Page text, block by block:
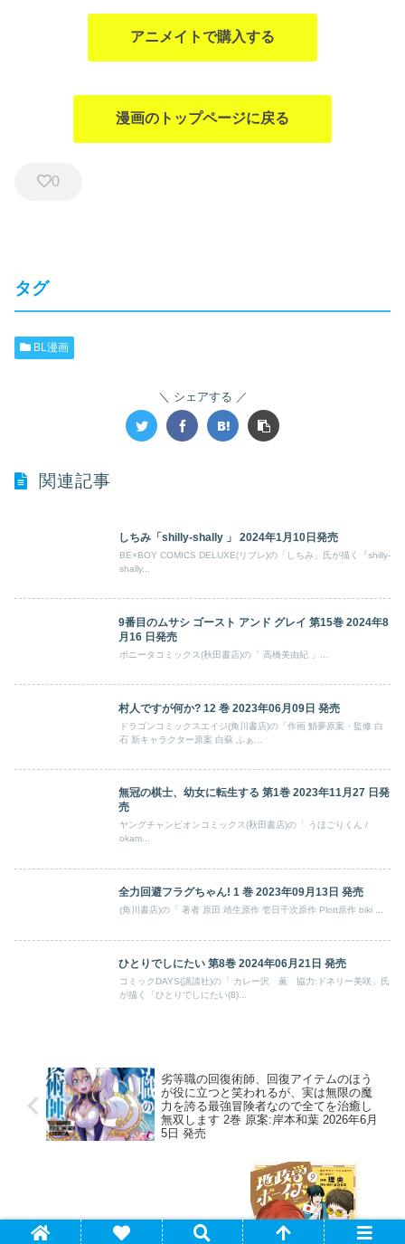
アニメイトで購入する
漫画のトップページに戻る
0
タグ
BL漫画
シェアする
関連記事
しちみ「shilly-shally 」 2024年1月10日発売
BE×BOY COMICS DELUXE(リブレ)の「しちみ」氏が描く『shilly-
shally...
9番目のムサシ ゴースト アンド グレイ 第15巻 2024年8
月16 日発売
ボニータコミックス(秋田書店)の「 高橋美由紀 」...
村人ですが何か? 12 巻 2023年06月09日 発売
ドラゴンコミックスエイジ(角川書店)の「作画 鯖夢原案・監修 白
石 新キャラクター原案 白蘇 ふぁ...
無冠の棋士、幼女に転生する 第1巻 2023年11月27 日発
売
ヤングチャンピオンコミックス(秋田書店)の「 うほごりくん /
okam...
全力回避フラグちゃん! 1 巻 2023年09月13日 発売
(角川書店)の「 著者 原田 靖生原作 壱日千次原作 Plott原作 biki ...
ひとりでしにたい 第8巻 2024年06月21日 発売
コミックDAYS(講談社)の「 カレー沢 薫 協力:ドネリー美咲」氏
が描く「ひとりでしにたい(8)...
劣等職の回復術師、回復アイテムのほう
が役に立つと笑われるが、実は無限の魔
力を誇る最強冒険者なので全てを治癒し
無双します 2巻 原案:岸本和葉 2026年6月
5日 発売
地政学ボーイズ ～国がサラリーマンにな
って働く会社～ 第9巻 2026年7月17 日発